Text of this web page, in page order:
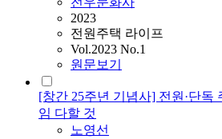
2023
전원주택 라이프
Vol.2023 No.1
원문보기
[창간 25주년 기념사] 전원·단독
임 다할 것
노영선